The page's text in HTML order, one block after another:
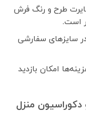
طرح و رنگ فرش
است.
سایزهای سفارشی
امکان بازدید
منزل